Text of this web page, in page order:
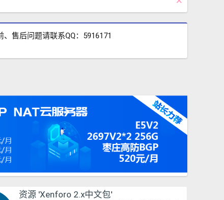
售后问题请联系QQ：5916171
资源 'Xenforo 2.x中文包'